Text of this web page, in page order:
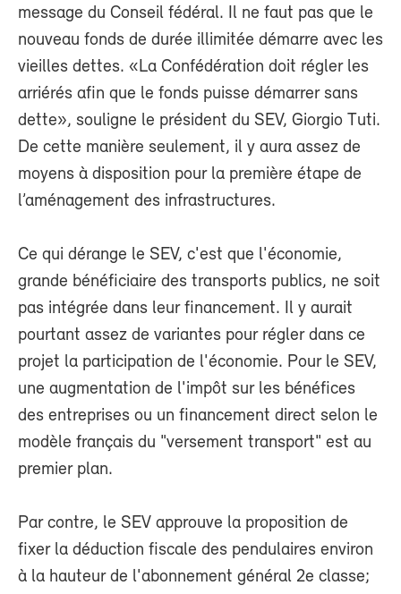
message du Conseil fédéral. Il ne faut pas que le
nouveau fonds de durée illimitée démarre avec les
vieilles dettes. «La Confédération doit régler les
arriérés afin que le fonds puisse démarrer sans
dette», souligne le président du SEV, Giorgio Tuti.
De cette manière seulement, il y aura assez de
moyens à disposition pour la première étape de
l’aménagement des infrastructures.
Ce qui dérange le SEV, c'est que l'économie,
grande bénéficiaire des transports publics, ne soit
pas intégrée dans leur financement. Il y aurait
pourtant assez de variantes pour régler dans ce
projet la participation de l'économie. Pour le SEV,
une augmentation de l'impôt sur les bénéfices
des entreprises ou un financement direct selon le
modèle français du "versement transport" est au
premier plan.
Par contre, le SEV approuve la proposition de
fixer la déduction fiscale des pendulaires environ
à la hauteur de l'abonnement général 2e classe;